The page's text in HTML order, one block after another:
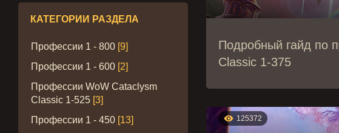
КАТЕГОРИИ РАЗДЕЛА
Профессии 1 - 800 [9]
Профессии 1 - 600 [2]
Профессии WoW Cataclysm
Classic 1-525 [3]
Профессии 1 - 450 [13]
Подробный гайд по
Classic 1-375
 125372